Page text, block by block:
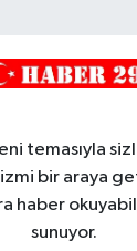
temasıyla
bir araya
haber
sunuyor.